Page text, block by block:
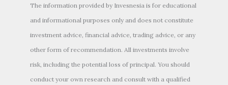
The information provided by Invesnesia is for educational
and informational purposes only and does not constitute
investment advice, financial advice, trading advice, or any
other form of recommendation. All investments involve
risk, including the potential loss of principal. You should
conduct your own research and consult with a qualified